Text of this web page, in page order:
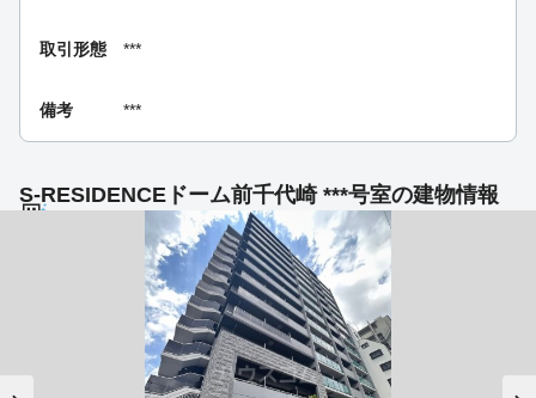
取引形態 ***
備考 ***
S-RESIDENCEドーム前千代崎 ***号室の建物情報